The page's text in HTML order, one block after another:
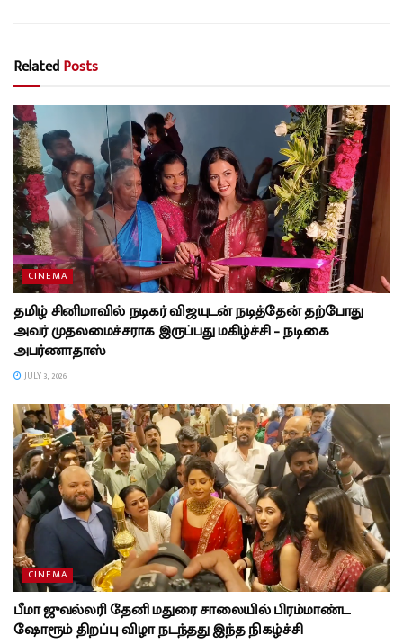
RelatedPosts
CINEMA
தமிழ் சினிமாவில் நடிகர் விஜயுடன் நடித்தேன் தற்போது
அவர் முதலமைச்சராக இருப்பது மகிழ்ச்சி – நடிகை
அபர்ணாதாஸ்
JULY 3, 2026
CINEMA
பீமா ஜுவல்லரி தேனி மதுரை சாலையில் பிரம்மாண்ட
ஷோரூம் திறப்பு விழா நடந்தது இந்த நிகழ்ச்சி